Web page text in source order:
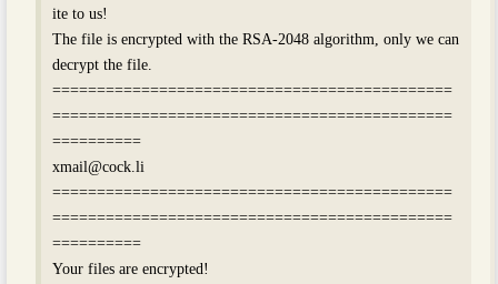
ite to us!
The file is encrypted with the RSA-2048 algorithm, only we can
decrypt the file.
=============================================
=============================================
==========
xmail@cock.li
=============================================
=============================================
==========
Your files are encrypted!